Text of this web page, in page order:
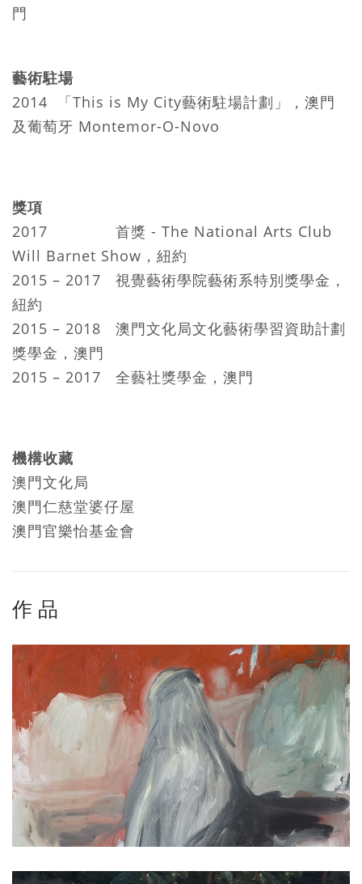
門
藝術駐場
2014 「This is My City藝術駐場計劃」，澳門
及葡萄牙 Montemor-O-Novo
獎項
2017 首獎 - The National Arts Club
Will Barnet Show，紐約
2015 – 2017 視覺藝術學院藝術系特別獎學金，
紐約
2015 – 2018 澳門文化局文化藝術學習資助計劃
獎學金，澳門
2015 – 2017 全藝社獎學金，澳門
機構收藏
澳門文化局
澳門仁慈堂婆仔屋
澳門官樂怡基金會
作 品